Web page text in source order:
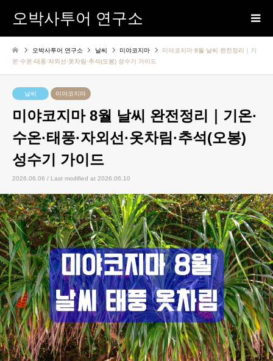
오박사투어 연구소
오박사투어 연구소 날씨 미야코지마
미야코지마 8월 날씨 완전정리｜기
온·수온·태풍·자외선·옷차림·추석(오봉) 성수기 가이드
날씨 미야코지마
미야코지마 8월 날씨 완전정리｜기온·
수온·태풍·자외선·옷차림·추석(오봉)
성수기 가이드
2026.06.06 / Last modified at 2026.06.10